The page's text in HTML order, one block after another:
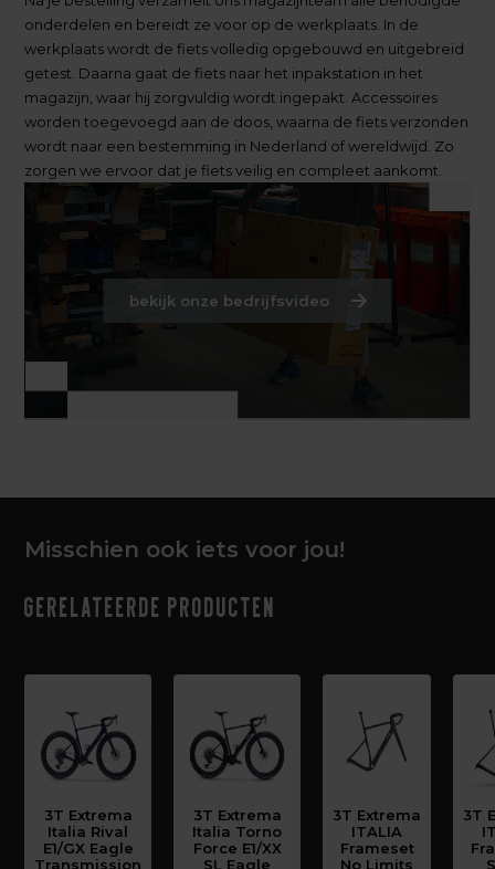
onderdelen en bereidt ze voor op de werkplaats. In de
werkplaats wordt de fiets volledig opgebouwd en uitgebreid
getest. Daarna gaat de fiets naar het inpakstation in het
magazijn, waar hij zorgvuldig wordt ingepakt. Accessoires
worden toegevoegd aan de doos, waarna de fiets verzonden
wordt naar een bestemming in Nederland of wereldwijd. Zo
zorgen we ervoor dat je fiets veilig en compleet aankomt.
bekijk onze bedrijfsvideo
Misschien ook iets voor jou!
Gerelateerde producten
3T Extrema
Italia Rival
E1/GX Eagle
Transmission
3T Extrema
Italia Torno
Force E1/XX
SL Eagle
3T Extrema
ITALIA
Frameset
No Limits
3T